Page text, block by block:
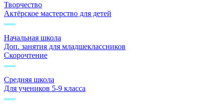
Творчество
Актёрское мастерство для детей
Начальная школа
Доп. занятия для младшеклассников
Скорочтение
Средняя школа
Для учеников 5-9 класса